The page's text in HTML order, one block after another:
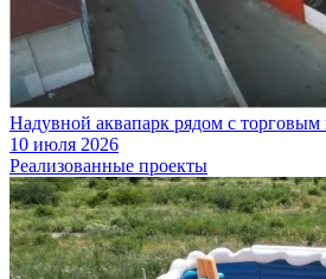
Надувной аквапарк рядом с
10 июля 2026
Реализованные проекты